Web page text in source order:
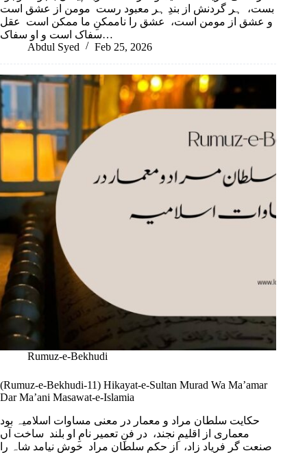
بست، ہر گردنش از بندِ ہر معبود رست مومن از عشق است
و عشق از مومن است، عشق را ناممکنِ ما ممکن است عقل
سفاک است و او سفاک…
Abdul Syed
Feb 25, 2026
Rumuz-e-Bekhudi
(Rumuz-e-Bekhudi-11) Hikayat-e-Sultan Murad Wa Ma’amar
Dar Ma’ani Masawat-e-Islamia
حکایت سلطان مراد و معمار در معنی مساوات اسلامیہ بود
معماری از اقلیمِ نجند، در فنِ تعمیر نامِ او بلند ساخت آں
صنعت گرِ فریاد زاد، از حکمِ سلطان مراد خوش نیامد شاہ را